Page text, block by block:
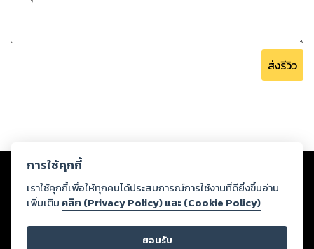
ส่งรีวิว
Copyright © 2026
ต่อผลงานหรือเนื้อหาใดที่อัปโหลดผ่านเว็บไซต์และปรากฏว่าละเมิดสิทธิใน
ทรัพย์สินทางปัญญาของบุคคลอื่นหรือขัดต่อกฎหมายและศีลธรรม ดังนั้น ผู้อ่าน
ทุกท่านโปรดใช้วิจารณญาณในการกลั่นกรองด้วยตนเอง และหากท่านพบว่าส่วน
หนึ่งส่วนใดขัดต่อกฎหมายและศีลธรรม กรุณาแจ้งมายังบริษัท เพื่อทีมงานจะได้
ดำเนินการในทันที ทั้งนี้ ทางสตอรี่ล็อกขอสงวนลิขสิทธิ์ตามพระราชบัญญัติ
ลิขสิทธิ์ พ.ศ. 2537 (ฉบับล่าสุด)
การใช้คุกกี้
เราใช้คุกกี้เพื่อให้ทุกคนได้ประสบการณ์การใช้งานที่ดียิ่งขึ้นอ่าน
เพิ่มเติม คลิก (Privacy Policy) และ (Cookie Policy)
ยอมรับ